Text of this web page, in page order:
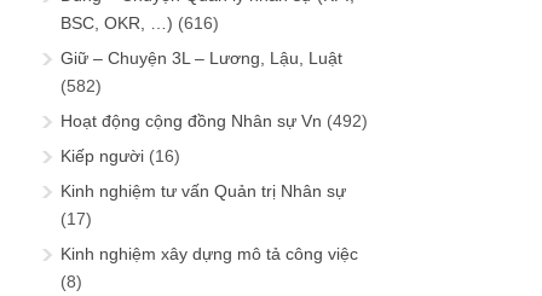
BSC, OKR, …) (616)
Giữ – Chuyện 3L – Lương, Lậu, Luật
(582)
Hoạt động cộng đồng Nhân sự Vn (492)
Kiếp người (16)
Kinh nghiệm tư vấn Quản trị Nhân sự
(17)
Kinh nghiệm xây dựng mô tả công việc
(8)